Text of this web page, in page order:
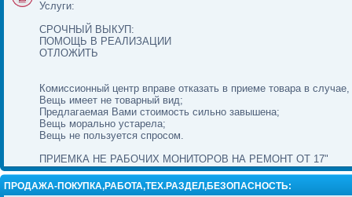
Услуги:
СРОЧНЫЙ ВЫКУП:
ПОМОЩЬ В РЕАЛИЗАЦИИ
ОТЛОЖИТЬ
Комиссионный центр вправе отказать в приеме товара в
Вещь имеет не товарный вид;
Предлагаемая Вами стоимость сильно завышена;
Вещь морально устарела;
Вещь не пользуется спросом.
ПРИЕМКА НЕ РАБОЧИХ МОНИТОРОВ НА РЕМОНТ ОТ 17"
ПРОДАЖА-ПОКУПКА,РАБОТА,ТЕХ.РАЗДЕЛ,БЕЗОПАСНОСТЬ: